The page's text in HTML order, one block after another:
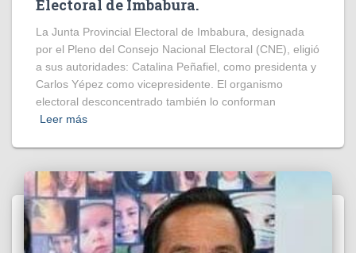
Electoral de Imbabura.
La Junta Provincial Electoral de Imbabura, designada
por el Pleno del Consejo Nacional Electoral (CNE), eligió
a sus autoridades: Catalina Peñafiel, como presidenta y
Carlos Yépez como vicepresidente. El organismo
electoral desconcentrado también lo conforman
Leer más